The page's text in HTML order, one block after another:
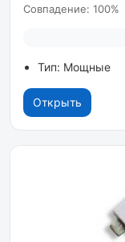
Совпадение: 100%
Тип: Мощные
Открыть